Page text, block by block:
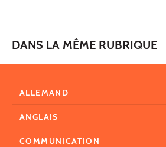
DANS LA MÊME RUBRIQUE
ALLEMAND
ANGLAIS
COMMUNICATION